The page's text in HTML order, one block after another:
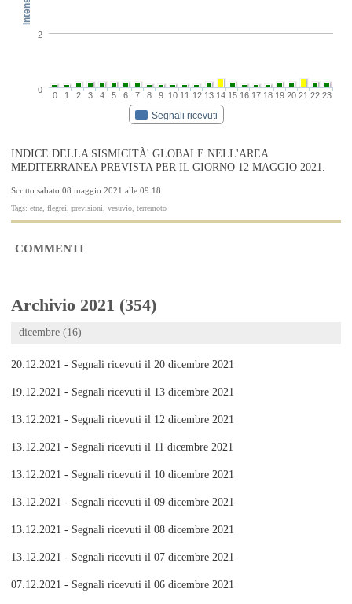
Segnali ricevuti
0 1 2 3 4 5 6 7 8 9 10 11 12 13 14 15 16 17 18 19 20 21 22 23
0
2
INDICE DELLA SISMICITÀ' GLOBALE NELL'AREA
MEDITERRANEA PREVISTA PER IL GIORNO 12 MAGGIO 2021.
Scritto sabato 08 maggio 2021 alle 09:18
Tags: etna, flegrei, previsioni, vesuvio, terremoto
COMMENTI
Archivio 2021 (354)
dicembre (16)
20.12.2021 - Segnali ricevuti il 20 dicembre 2021
19.12.2021 - Segnali ricevuti il 13 dicembre 2021
13.12.2021 - Segnali ricevuti il 12 dicembre 2021
13.12.2021 - Segnali ricevuti il 11 dicembre 2021
13.12.2021 - Segnali ricevuti il 10 dicembre 2021
13.12.2021 - Segnali ricevuti il 09 dicembre 2021
13.12.2021 - Segnali ricevuti il 08 dicembre 2021
13.12.2021 - Segnali ricevuti il 07 dicembre 2021
07.12.2021 - Segnali ricevuti il 06 dicembre 2021